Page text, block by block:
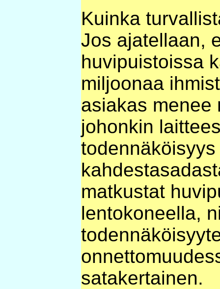
Kuinka
Jos ajatellaan,
huvipuistoissa
miljoonaa
asiakas menee
johonkin
matkustat
lentokoneella,
satakertainen.